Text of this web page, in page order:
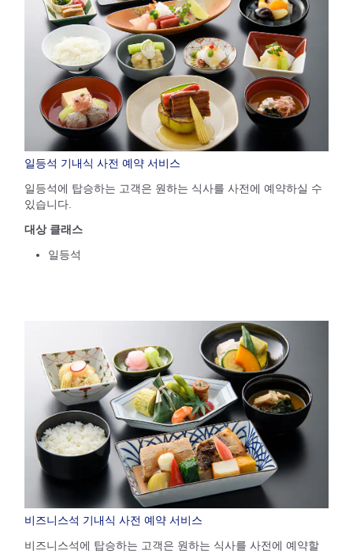
일등석 기내식 사전 예약 서비스
일등석에 탑승하는 고객은 원하는 식사를 사전에 예약하실 수
있습니다.
대상 클래스
일등석
비즈니스석 기내식 사전 예약 서비스
비즈니스석에 탑승하는 고객은 원하는 식사를 사전에 예약할